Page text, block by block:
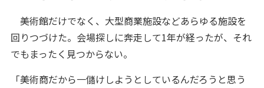
美術館だけでなく、大型商業施設などあらゆる施設を
回りつづけた。会場探しに奔走して1年が経ったが、それ
でもまったく見つからない。
「美術商だから一儲けしようとしているんだろうと思う